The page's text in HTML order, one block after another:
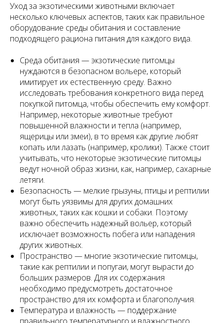
Уход за экзотическими животными включает
несколько ключевых аспектов, таких как правильное
оборудование среды обитания и составление
подходящего рациона питания для каждого вида.
Среда обитания — экзотические питомцы
нуждаются в безопасном вольере, который
имитирует их естественную среду. Важно
исследовать требования конкретного вида перед
покупкой питомца, чтобы обеспечить ему комфорт.
Например, некоторые животные требуют
повышенной влажности и тепла (например,
ящерицы или змеи), в то время как другие любят
копать или лазать (например, кролики). Также стоит
учитывать, что некоторые экзотические питомцы
ведут ночной образ жизни, как, например, сахарные
летяги.
Безопасность — мелкие грызуны, птицы и рептилии
могут быть уязвимы для других домашних
животных, таких как кошки и собаки. Поэтому
важно обеспечить надежный вольер, который
исключает возможность побега или нападения
других животных.
Пространство — многие экзотические питомцы,
такие как рептилии и попугаи, могут вырасти до
больших размеров. Для их содержания
необходимо предусмотреть достаточное
пространство для их комфорта и благополучия.
Температура и влажность — поддержание